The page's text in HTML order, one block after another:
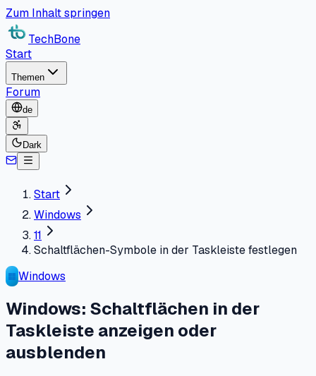
Zum Inhalt springen
TechBone
Start
Themen
Forum
de
Dark
Start
Windows
11
Schaltflächen-Symbole in der Taskleiste festlegen
Windows
Windows: Schaltflächen in der
Taskleiste anzeigen oder
ausblenden